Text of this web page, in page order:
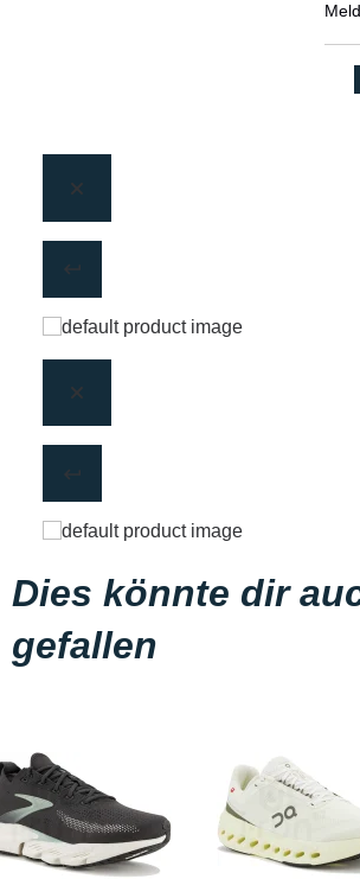
Dies könnte dir
gefallen